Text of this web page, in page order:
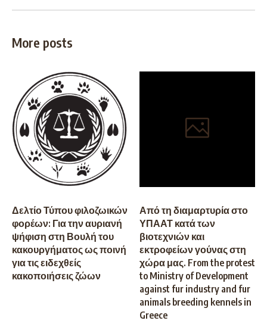
More posts
Δελτίο Τύπου φιλοζωικών
φορέων: Για την αυριανή
ψήφιση στη Βουλή του
κακουργήματος ως ποινή
για τις ειδεχθείς
κακοποιήσεις ζώων
Από τη διαμαρτυρία στο
ΥΠΑΑΤ κατά των
βιοτεχνιών και
εκτροφείων γούνας στη
χώρα μας. From the protest
to Ministry of Development
against fur industry and fur
animals breeding kennels in
Greece